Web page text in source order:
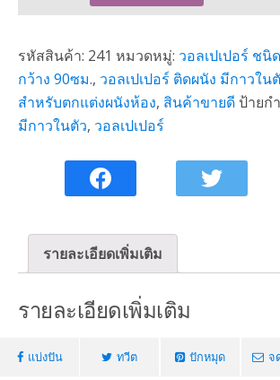
กาว
ใน
ตัว
ลาย
รหัสสินค้า: 241 หมวดหมู่: วอลเปเปอร์ ชนิ
กว้าง 90ซม., วอลเปเปอร์ ติดผนัง มีกาวใน
สำหรับตกแต่งผนังห้อง, สินค้าขายดี ป้ายก
มีกาวในตัว, วอลเปเปอร์
รายละเอียดเพิ่มเติม
รายละเอียดเพิ่มเติม
แบ่งปัน ทวีต ปักหมุด จ